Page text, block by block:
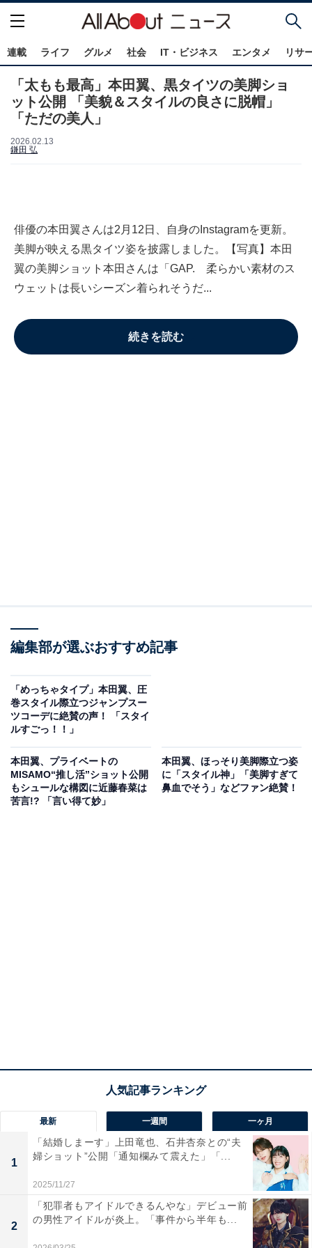
連載 ライフ グルメ 社会 IT・ビジネス エンタメ リサ
「太もも最高」本田翼、黒タイツの美脚ショ
ット公開 「美貌＆スタイルの良さに脱帽」
「ただの美人」
2026.02.13
鎌田 弘
俳優の本田翼さんは2月12日、自身のInstagramを更新。
美脚が映える黒タイツ姿を披露しました。【写真】本田
翼の美脚ショット本田さんは「GAP. 柔らかい素材のス
ウェットは長いシーズン着られそうだ...
続きを読む
編集部が選ぶおすすめ記事
「めっちゃタイプ」本田翼、圧
巻スタイル際立つジャンプスー
ツコーデに絶賛の声！ 「スタイ
ルすごっ！！」
本田翼、プライベートの
MISAMO“推し活”ショット公開
もシュールな構図に近藤春菜は
苦言!? 「言い得て妙」
本田翼、ほっそり美脚際立つ姿
に「スタイル神」「美脚すぎて
鼻血でそう」などファン絶賛！
最新 一週間 一ヶ月
1
「結婚しまーす」上田竜也、石井杏奈との“夫
婦ショット”公開「通知欄みて震えた」「...
2025/11/27
2
「犯罪者もアイドルできるんやな」デビュー前
の男性アイドルが炎上。「事件から半年も...